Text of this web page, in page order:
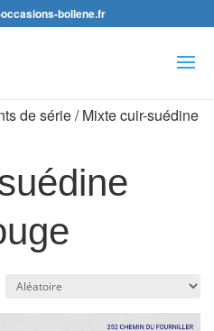
bollene.fr
de série / Mixte cuir-suédine